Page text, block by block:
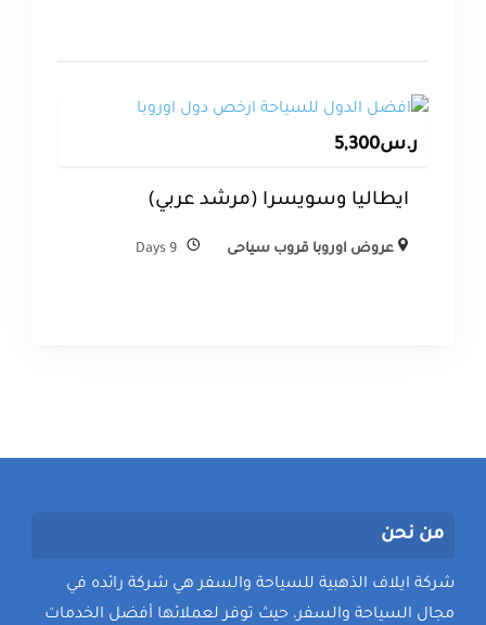
ر.س5,300
ايطاليا وسويسرا (مرشد عربي)
عروض اوروبا قروب سياحى 9 Days
من نحن
شركة ايلاف الذهبية للسياحة والسفر هي شركة رائده في
مجال السياحة والسفر، حيث توفر لعملائها أفضل الخدمات